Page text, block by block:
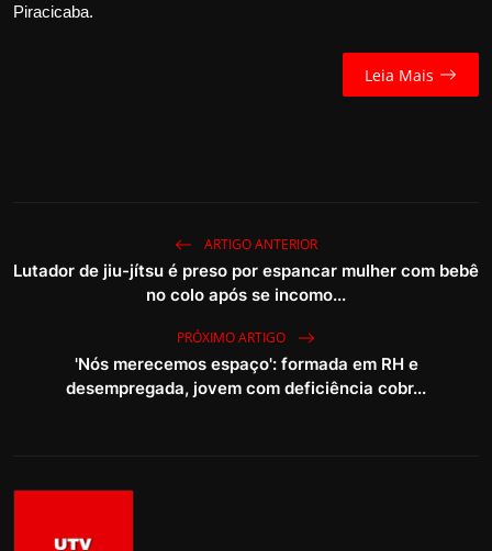
Leia Mais
ARTIGO ANTERIOR
Lutador de jiu-jítsu é preso por espancar mulher com bebê
no colo após se incomo...
PRÓXIMO ARTIGO
'Nós merecemos espaço': formada em RH e
desempregada, jovem com deficiência cobr...